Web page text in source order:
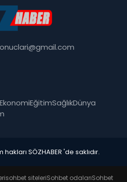
EkonomiEğitimSağlıkDünya
SÖZHABER 'de saklıdır.
sohbet siteleriSohbet odalarıSohbet